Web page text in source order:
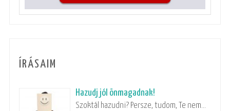
ÍRÁSAIM
Hazudj jól önmagadnak!
Szoktál hazudni? Persze, tudom, Te nem…